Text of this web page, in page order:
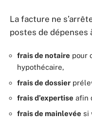
La facture ne
postes de dépenses
frais de notaire pour
hypothécaire,
frais de dossier
frais d’expertise afin
frais de mainlevée si